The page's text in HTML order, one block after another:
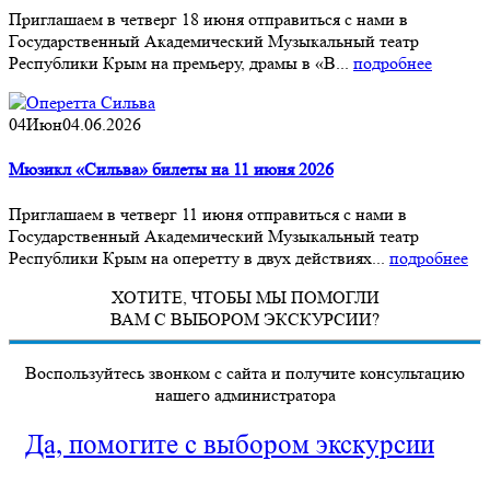
Приглашаем в четверг 18 июня отправиться с нами в
Государственный Академический Музыкальный театр
Республики Крым на премьеру, драмы в «В... подробнее
04Июн04.06.2026
Мюзикл «Сильва» билеты на 11 июня 2026
Приглашаем в четверг 11 июня отправиться с нами в
Государственный Академический Музыкальный театр
Республики Крым на оперетту в двух действиях... подробнее
ХОТИТЕ, ЧТОБЫ МЫ ПОМОГЛИ
ВАМ С ВЫБОРОМ ЭКСКУРСИИ?
Воспользуйтесь звонком с сайта и получите консультацию
нашего администратора
Да, помогите с выбором экскурсии